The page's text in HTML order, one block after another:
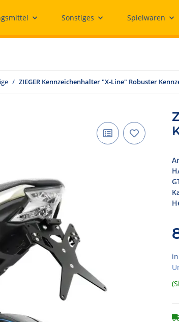
Sonstiges Spielwaren
ZIEGER Kennzeichenhalter "X-Line" Robuster